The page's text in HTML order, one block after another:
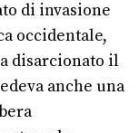
di invasione
occidentale,
disarcionato il
anche una